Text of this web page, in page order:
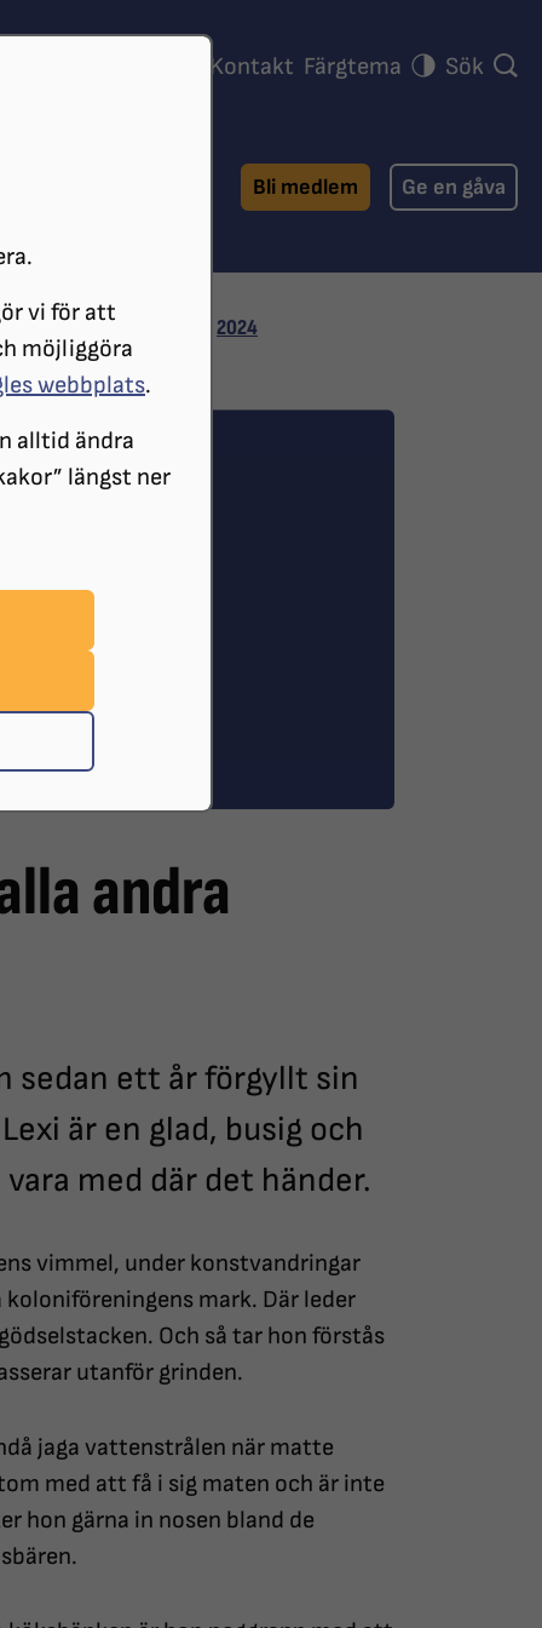
vi för att
möjliggöra
webbplats.
alltid ändra
längst ner
Kontakt Färgtema Sök
Bli medlem Ge en gåva
ARKIVERADE NYHETER
2024
andra
sedan ett år förgyllt sin
är en glad, busig och
med där det händer.
vimmel, under konstvandringar
mark. Där leder
Och så tar hon förstås
utanför grinden.
jaga vattenstrålen när matte
med att få i sig maten och är inte
hon gärna in nosen bland de